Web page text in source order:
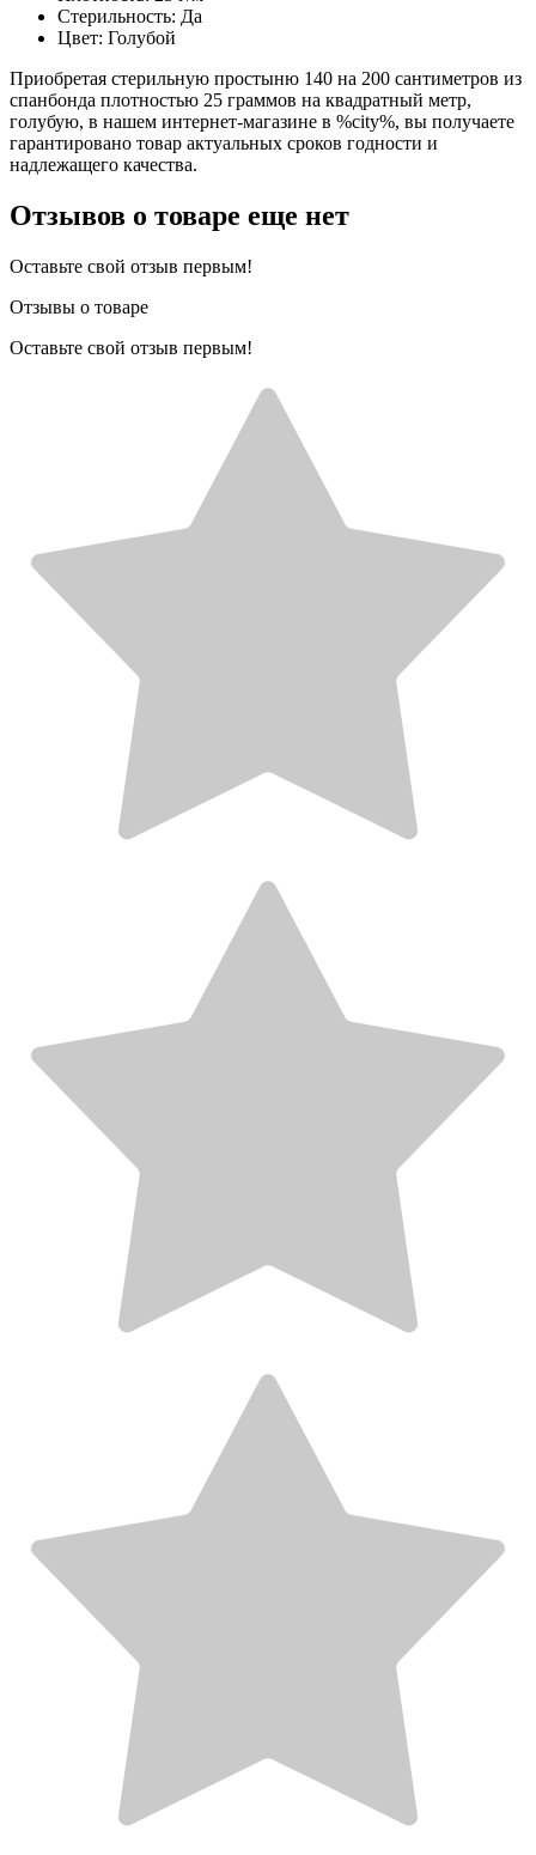
Стерильность: Да
Цвет: Голубой
Приобретая стерильную простыню 140 на 200 сантиметров из
спанбонда плотностью 25 граммов на квадратный метр,
голубую, в нашем интернет-магазине в %city%, вы получаете
гарантировано товар актуальных сроков годности и
надлежащего качества.
Отзывов о товаре еще нет
Оставьте свой отзыв первым!
Отзывы о товаре
Оставьте свой отзыв первым!